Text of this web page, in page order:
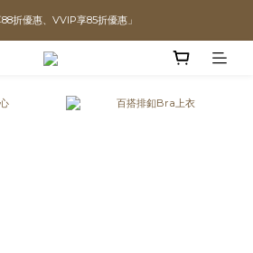
喊單享更優惠價格！！
88折優惠、VVIP享85折優惠」
滿$1300即可享「免運」♡♡
喊單享更優惠價格！！
prev